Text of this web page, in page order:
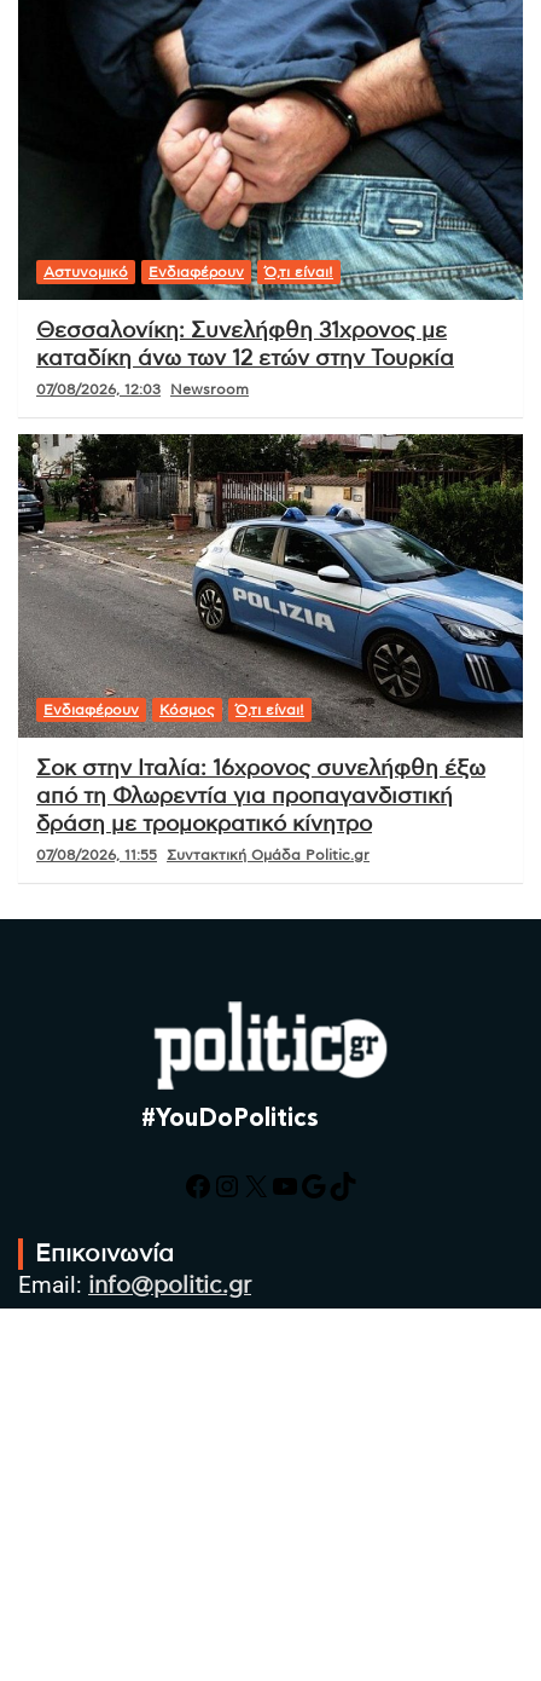
Αστυνομικό Ενδιαφέρουν Ό,τι είναι!
Θεσσαλονίκη: Συνελήφθη 31χρονος με
καταδίκη άνω των 12 ετών στην Τουρκία
07/08/2026, 12:03 Newsroom
Ενδιαφέρουν Κόσμος Ό,τι είναι!
Σοκ στην Ιταλία: 16χρονος συνελήφθη έξω
από τη Φλωρεντία για προπαγανδιστική
δράση με τρομοκρατικό κίνητρο
07/08/2026, 11:55 Συντακτική Ομάδα Politic.gr
#YouDoPolitics
Facebook
Instagram
X YouTube
Google
TikTok
Επικοινωνία
Email: info@politic.gr
Τηλ: